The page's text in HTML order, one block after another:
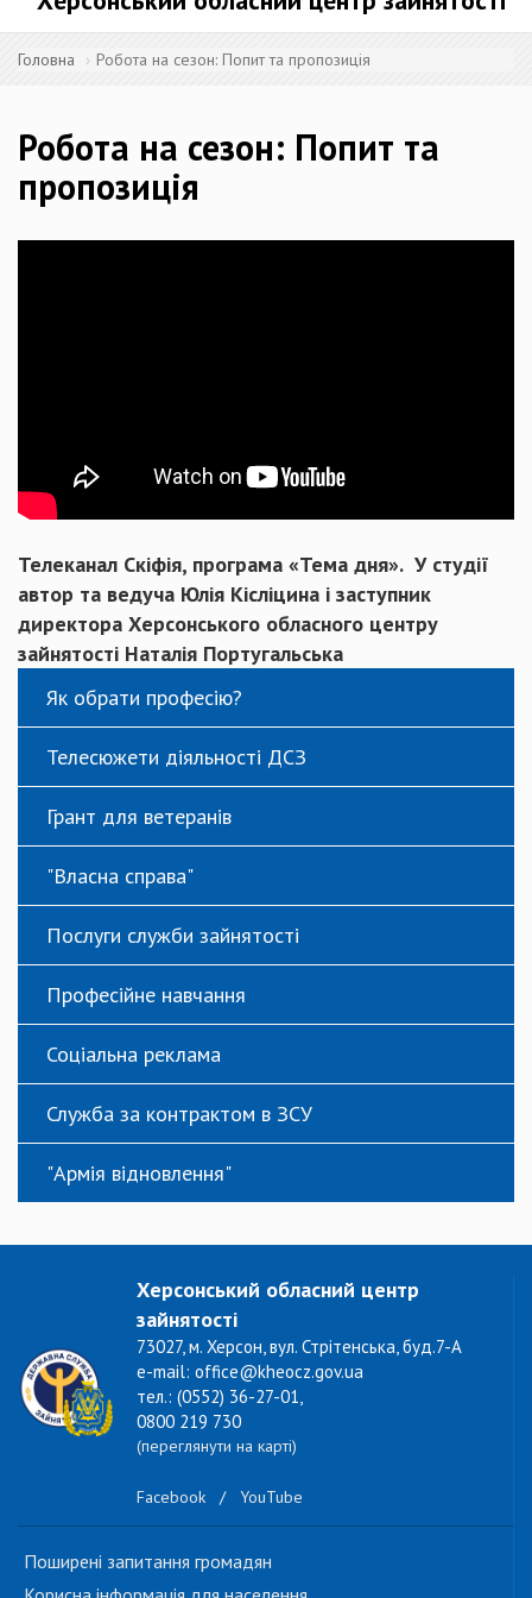
Головна Робота на сезон: Попит та пропозиція
Робота на сезон: Попит та
пропозиція
Телеканал Скіфія, програма «Тема дня». У студії
автор та ведуча Юлія Кісліцина і заступник
директора Херсонського обласного центру
зайнятості Наталія Португальська
Як обрати професію?
Телесюжети діяльності ДСЗ
Грант для ветеранів
"Власна справа"
Послуги служби зайнятості
Професійне навчання
Соціальна реклама
Служба за контрактом в ЗСУ
"Армія відновлення"
Херсонський обласний центр
зайнятості
73027, м. Херсон, вул. Стрітенська, буд.7-А
e-mail: office@kheocz.gov.ua
тел.: (0552) 36-27-01,
0800 219 730
(переглянути на карті)
Facebook / YouTube
Поширені запитання громадян